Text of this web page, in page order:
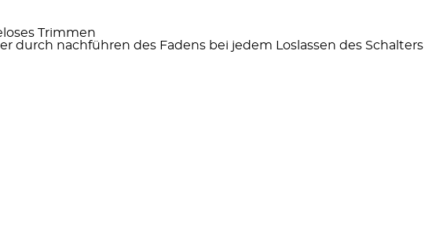
Trimmen
nachführen des Fadens bei jedem Loslassen des Schalters